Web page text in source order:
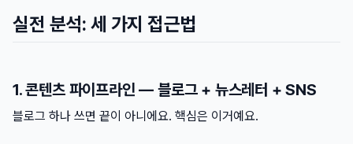
실전 분석: 세 가지 접근법
1. 콘텐츠 파이프라인 — 블로그 + 뉴스레터 + SNS
블로그 하나 쓰면 끝이 아니에요. 핵심은 이거예요.